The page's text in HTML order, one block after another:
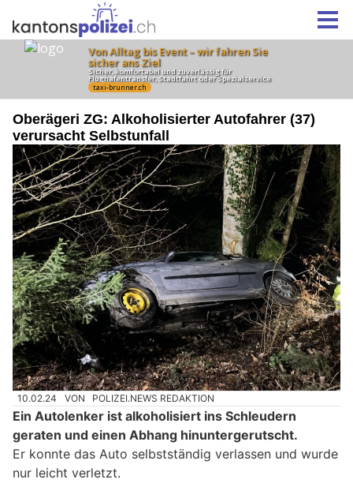
Oberägeri ZG: Alkoholisierter Autofahrer (37)
verursacht Selbstunfall
10.02.24 VON POLIZEI.NEWS REDAKTION
Ein Autolenker ist alkoholisiert ins Schleudern
geraten und einen Abhang hinuntergerutscht.
Er konnte das Auto selbstständig verlassen und wurde
nur leicht verletzt.